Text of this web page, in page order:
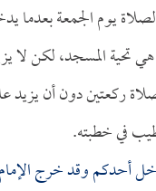
يوم الجمعة بعدما
تحية المسجد، لكن لا
ركعتين دون أن يزيد
في خطبته.
أحدكم وقد خرج